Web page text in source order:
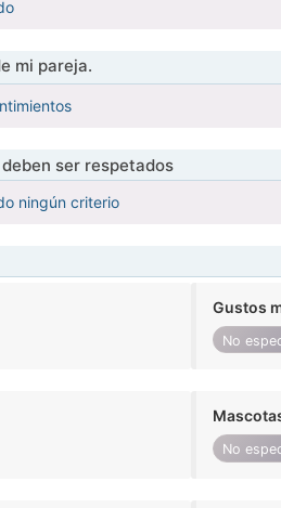
mi pareja.
ser respetados
ningún criterio
Gustos
No
No